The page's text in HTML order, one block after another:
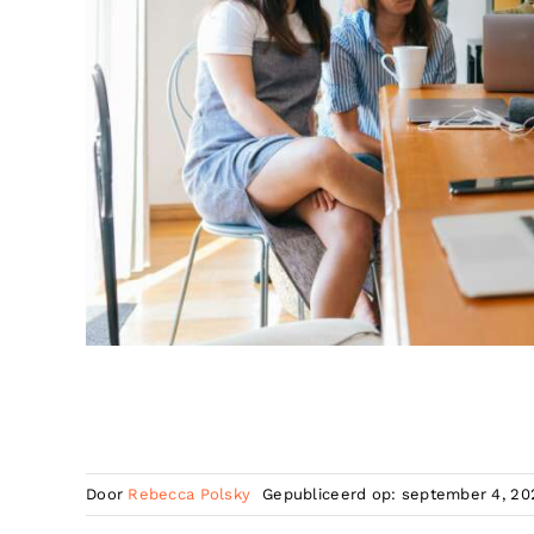
Door Rebecca Polsky Gepubliceerd op: september 4,